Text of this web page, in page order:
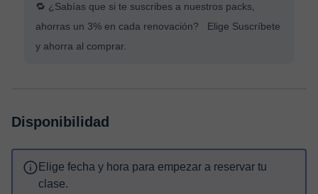
🔁 ¿Sabías que si te suscribes a nuestros packs,
ahorras un 3% en cada renovación? Elige Suscríbete
y ahorra al comprar.
Disponibilidad
Elige fecha y hora para empezar a reservar tu
clase.